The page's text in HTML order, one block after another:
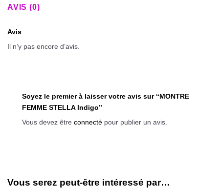
AVIS (0)
Avis
Il n’y pas encore d’avis.
Soyez le premier à laisser votre avis sur “MONTRE
FEMME STELLA Indigo”
Vous devez être connecté pour publier un avis.
Vous serez peut-être intéressé par…